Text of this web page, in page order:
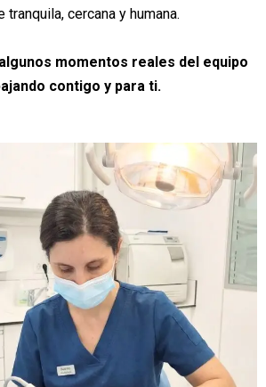
tranquila, cercana y humana.
momentos reales del equipo
contigo y para ti.